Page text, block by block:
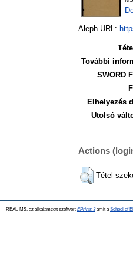
Aleph URL:
További
SWORD
Elhelyezés
Utolsó
Actions
Tétel
REAL-MS, az alkalamzott szoftver: EPrints 3amit a School of